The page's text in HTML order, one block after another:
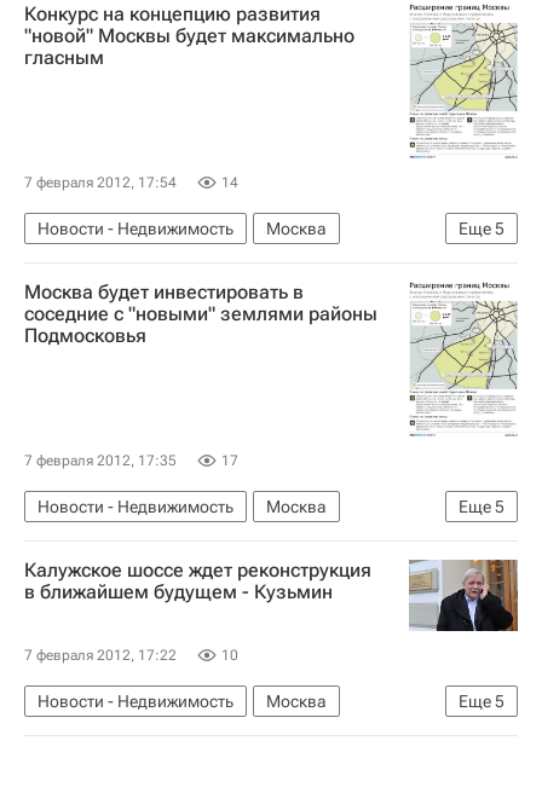
Конкурс на концепцию развития
"новой" Москвы будет максимально
гласным
7 февраля 2012, 17:54 14
Еще5
Новости - Недвижимость
Москва
Конкурсы
Александр Кузьмин
Москомархитектура
Конкурс на создание концепции развития московской агломерации
Москва будет инвестировать в
соседние с "новыми" землями районы
Подмосковья
7 февраля 2012, 17:35 17
Еще5
Новости - Недвижимость
Москва
Инвестиции
Расширение Москвы
Александр Кузьмин
Инфраструктура
Калужское шоссе ждет реконструкция
в ближайшем будущем - Кузьмин
7 февраля 2012, 17:22 10
Еще5
Новости - Недвижимость
Москва
Расширение Москвы
Дороги